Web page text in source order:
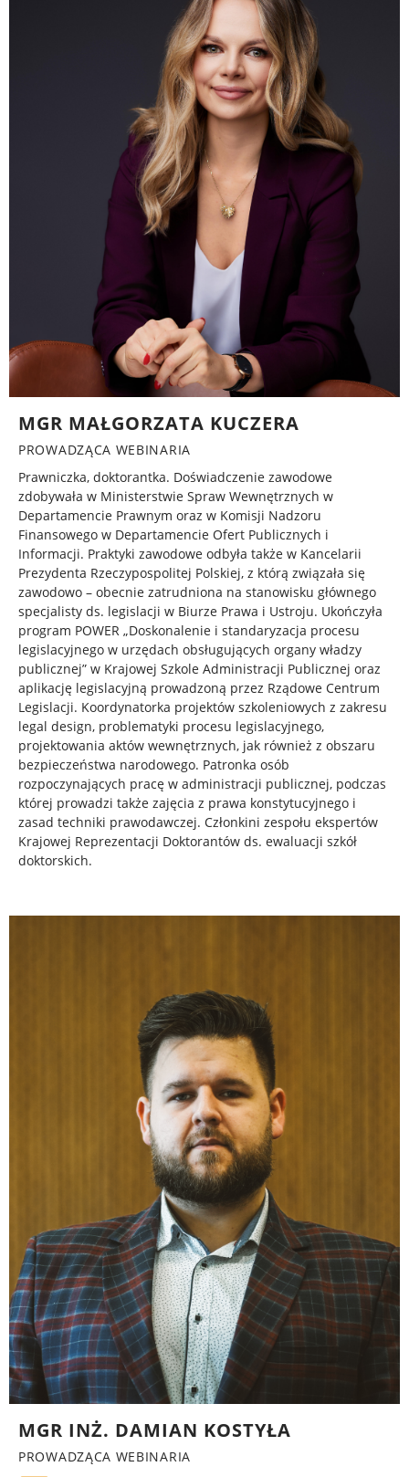
MGR MAŁGORZATA KUCZERA
PROWADZĄCA WEBINARIA
Prawniczka, doktorantka. Doświadczenie zawodowe
zdobywała w Ministerstwie Spraw Wewnętrznych w
Departamencie Prawnym oraz w Komisji Nadzoru
Finansowego w Departamencie Ofert Publicznych i
Informacji. Praktyki zawodowe odbyła także w Kancelarii
Prezydenta Rzeczypospolitej Polskiej, z którą związała się
zawodowo – obecnie zatrudniona na stanowisku głównego
specjalisty ds. legislacji w Biurze Prawa i Ustroju. Ukończyła
program POWER „Doskonalenie i standaryzacja procesu
legislacyjnego w urzędach obsługujących organy władzy
publicznej” w Krajowej Szkole Administracji Publicznej oraz
aplikację legislacyjną prowadzoną przez Rządowe Centrum
Legislacji. Koordynatorka projektów szkoleniowych z zakresu
legal design, problematyki procesu legislacyjnego,
projektowania aktów wewnętrznych, jak również z obszaru
bezpieczeństwa narodowego. Patronka osób
rozpoczynających pracę w administracji publicznej, podczas
której prowadzi także zajęcia z prawa konstytucyjnego i
zasad techniki prawodawczej. Członkini zespołu ekspertów
Krajowej Reprezentacji Doktorantów ds. ewaluacji szkół
doktorskich.
MGR INŻ. DAMIAN KOSTYŁA
PROWADZĄCA WEBINARIA